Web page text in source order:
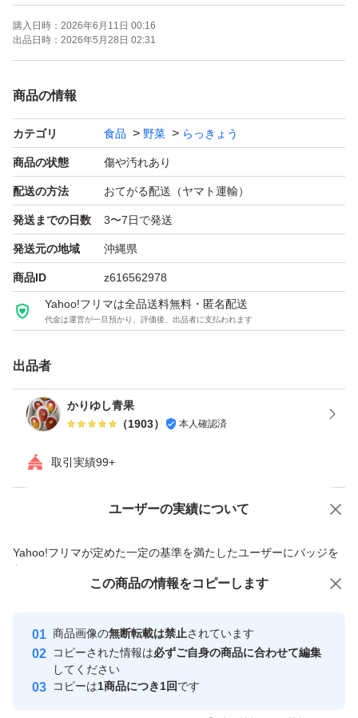
沖縄県産 島らっきょう Ｂ品 約750g【ネコポス】3
になります。
※梱包時には750gありますが、水分が蒸発してお届け時
には750gを割り込むことがあります。
細めのMサイズです。1.5束約750gを裸で並べます。
ネコポス便(常温、郵便受けへの投函、早さは宅急便と同
じ、補償は3000円まで)にてヤマト運輸様が発送日の翌々
日予定でお届け(投函)します。
※亜熱帯の青果は虫やカビが付きやすいです。虫やカビが
絶対ダメな方はおやめください。
休みをいただくことがあります。７日以内に発送予定です
購入日時： 2026年6月11日 00:16
出品日時： 2026年5月28日 02:31
商品の情報
カテゴリ 食品 野菜 らっきょう
商品の状態 傷や汚れあり
配送の方法 おてがる配送（ヤマト運輸）
発送までの日数 3〜7日で発送
発送元の地域 沖縄県
商品ID z616562978
Yahoo!フリマは全品送料無料・匿名配送
代金は運営が一旦預かり、評価後、出品者に支払われます
出品者
かりゆし青果
（1903） 本人確認済
取引実績99+
ユーザーの実績について
Yahoo!フリマが定めた一定の基準を満たしたユーザーにバッジを
付与しています
安心取引出品者
心・安全なユーザーです
取引実績
引を完了させた実績があります
価格の相談 商品への質問
この商品の情報をコピーします
商品画像の無断転載は禁止されています
コピーされた情報は必ずご自身の商品に合わせて編集
してください
コピーは1商品につき1回です
この商品をみている人にオススメ